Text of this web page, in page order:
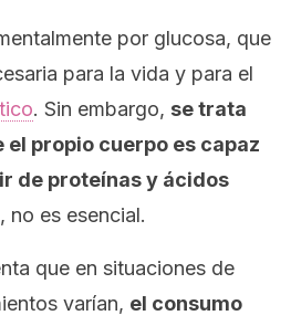
por glucosa, que
para la vida y para el
. Sin embargo, se trata
el propio cuerpo es capaz
de proteínas y ácidos
no es esencial.
que en situaciones de
varían, el consumo